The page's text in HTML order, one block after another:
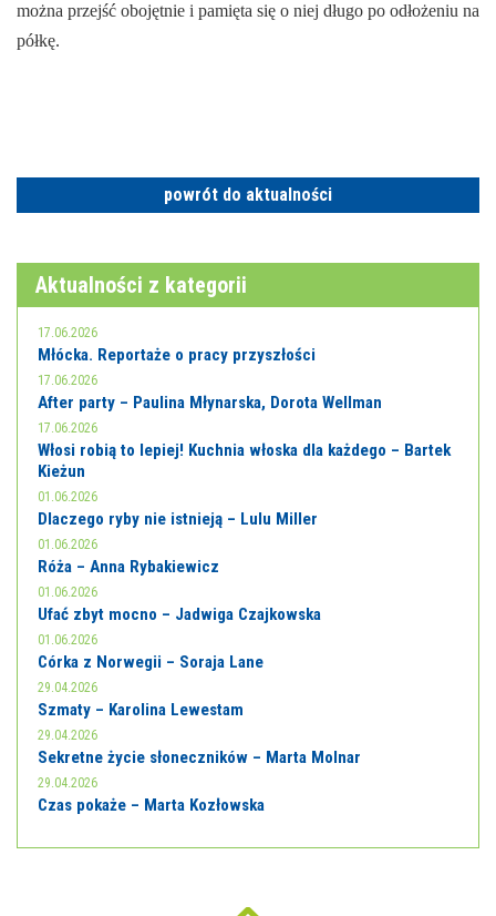
można przejść obojętnie i pamięta się o niej długo po odłożeniu na
półkę.
powrót do aktualności
Aktualności z kategorii
17.06.2026
Młócka. Reportaże o pracy przyszłości
17.06.2026
After party – Paulina Młynarska, Dorota Wellman
17.06.2026
Włosi robią to lepiej! Kuchnia włoska dla każdego – Bartek
Kieżun
01.06.2026
Dlaczego ryby nie istnieją – Lulu Miller
01.06.2026
Róża – Anna Rybakiewicz
01.06.2026
Ufać zbyt mocno – Jadwiga Czajkowska
01.06.2026
Córka z Norwegii – Soraja Lane
29.04.2026
Szmaty – Karolina Lewestam
29.04.2026
Sekretne życie słoneczników – Marta Molnar
29.04.2026
Czas pokaże – Marta Kozłowska